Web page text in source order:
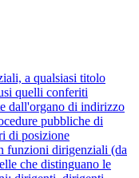
a qualsiasi titolo
quelli conferiti
dall'organo di indirizzo
pubbliche di
di posizione
funzioni dirigenziali (da
che distinguano le